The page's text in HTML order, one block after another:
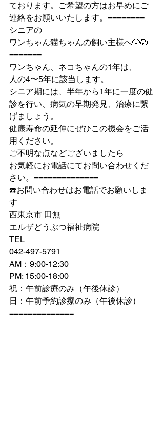
ております。ご希望の方はお早めにご
連絡をお願いいたします。 ========
シニアの
ワンちゃん猫ちゃんの飼い主様へ🐶😸
=======
ワンちゃん、ネコちゃんの1年は、
人の4〜5年に該当します。
シニア期には、半年から1年に一度の健
診を行い、病気の早期発見、治療に繋
げましょう。
健康寿命の延伸にぜひこの機会をご活
用ください。
ご不明な点などございましたら
お気軽にお電話にてお問い合わせくだ
さい。 ==============
☎️お問い合わせはお電話でお願いしま
す
西東京市 田無
エルザどうぶつ福祉病院
TEL
042-497-5791
AM：9:00-12:30
PM: 15:00-18:00
祝：午前診療のみ（午後休診）
日：午前予約診療のみ（午後休診）
==============